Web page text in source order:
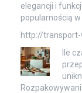
elegancji i
popularnością
http://
Ile